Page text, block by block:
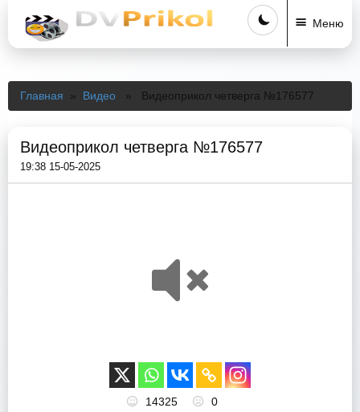
Меню
Главная » Видео » Видеоприкол четверга №176577
Видеоприкол четверга №176577
19:38 15-05-2025
14325 0